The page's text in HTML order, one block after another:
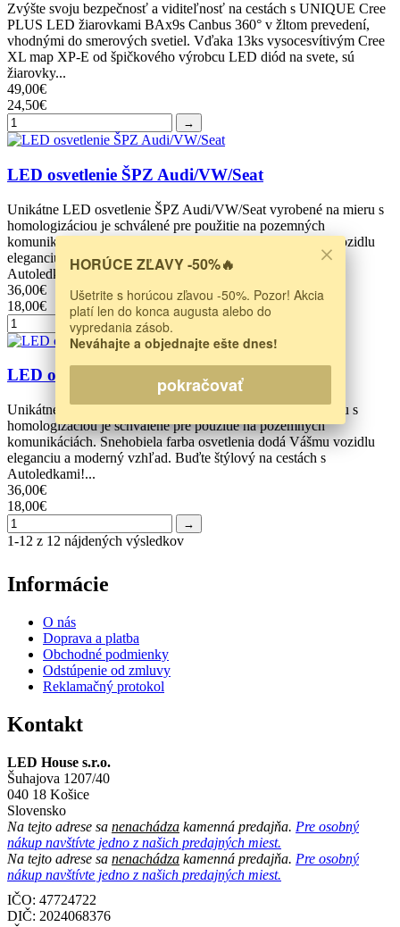
Zvýšte svoju bezpečnosť a viditeľnosť na cestách s UNIQUE Cree
PLUS LED žiarovkami BAx9s Canbus 360° v žltom prevedení,
vhodnými do smerových svetiel. Vďaka 13ks vysocesvítivým Cree
XL map XP-E od špičkového výrobcu LED diód na svete, sú
žiarovky...
49,00€
24,50€
→
LED osvetlenie ŠPZ Audi/VW/Seat
Unikátne LED osvetlenie ŠPZ Audi/VW/Seat vyrobené na mieru s
homologizáciou je schválené pre použitie na pozemných
komunikáciách. Snehobiela farba osvetlenia dodá Vášmu vozidlu
eleganciu a moderný vzhľad. Buďte štýlový na cestách s
Autoledkami!Cena...
36,00€
18,00€
LED osvetlenie ŠPZ pre BMW typ B
Unikátne LED osvetlenie ŠPZ pre BMW vyrobené na mieru s
homologizáciou je schválené pre použitie na pozemných
komunikáciách. Snehobiela farba osvetlenia dodá Vášmu vozidlu
eleganciu a moderný vzhľad. Buďte štýlový na cestách s
Autoledkami!...
36,00€
18,00€
→
1-12 z 12 nájdených výsledkov
Informácie
O nás
Doprava a platba
Obchodné podmienky
Odstúpenie od zmluvy
Reklamačný protokol
Kontakt
LED House s.r.o.
Šuhajova 1207/40
040 18 Košice
Slovensko
Na tejto adrese sa nenachádza kamenná predajňa. Pre osobný
nákup navštívte jedno z našich predajných miest.
Na tejto adrese sa nenachádza kamenná predajňa. Pre osobný
nákup navštívte jedno z našich predajných miest.
IČO: 47724722
DIČ: 2024068376
HORÚCE ZĽAVY -50%🔥
Ušetrite s horúcou zľavou -50%. Pozor! Akcia
platí len do konca augusta alebo do
vypredania zásob.
Neváhajte a objednajte ešte dnes!
pokračovať